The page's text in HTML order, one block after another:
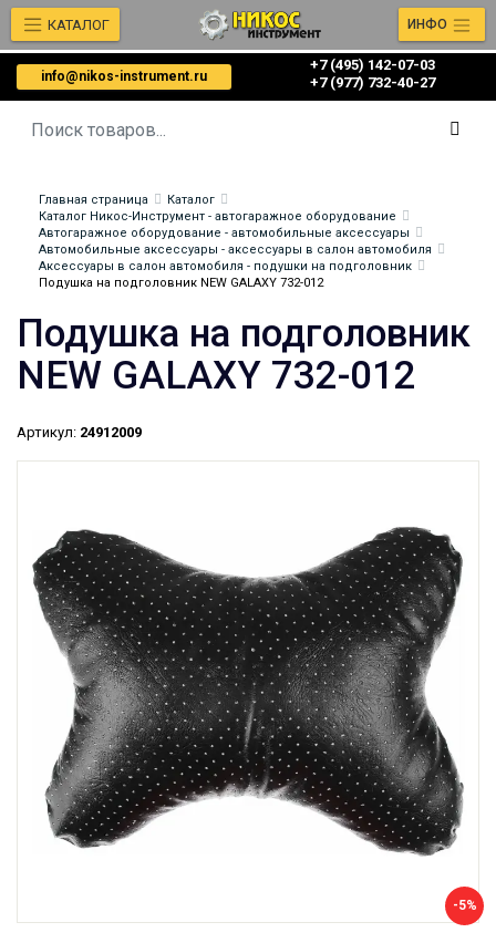
info@nikos-instrument.ru
+7 (495) 142-07-03
‎‎+7 (977) 732-40-27
КАТАЛОГ ИНФО
Главная страница
Каталог
Каталог Никос-Инструмент - автогаражное оборудование
Автогаражное оборудование - автомобильные аксессуары
Автомобильные аксессуары - аксессуары в салон автомобиля
Аксессуары в салон автомобиля - подушки на подголовник
Подушка на подголовник NEW GALAXY 732-012
Подушка на подголовник
NEW GALAXY 732-012
Артикул: 24912009
-5%